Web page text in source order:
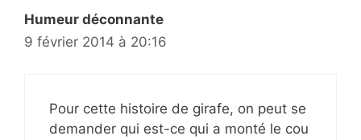
Humeur déconnante
9 février 2014 à 20:16
Pour cette histoire de girafe, on peut se
demander qui est-ce qui a monté le cou